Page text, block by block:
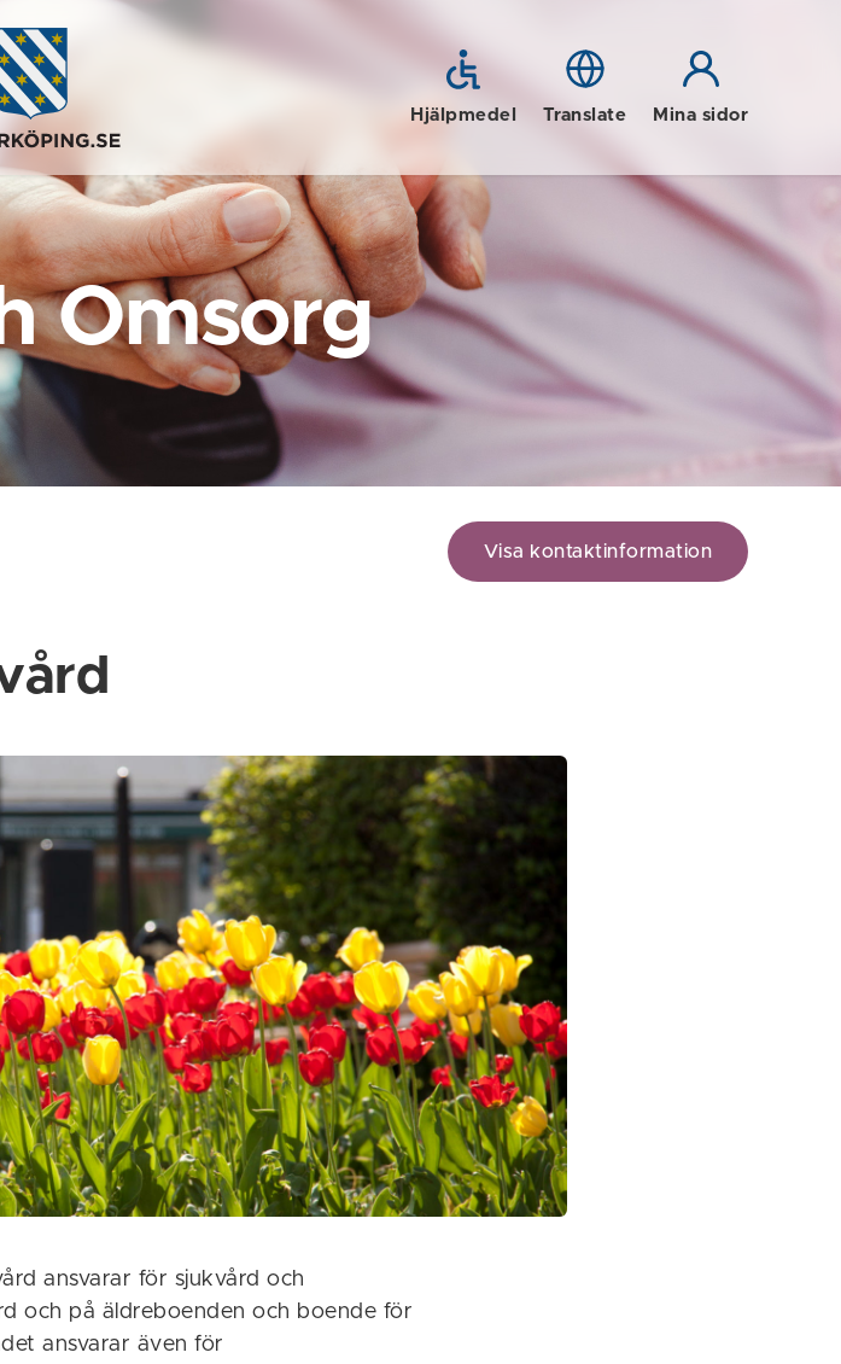
Hjälpmedel Translate Mina sidor
Omsorg
Visa kontaktinformation
ansvarar för sjukvård och
och på äldreboenden och boende för
ansvarar även för